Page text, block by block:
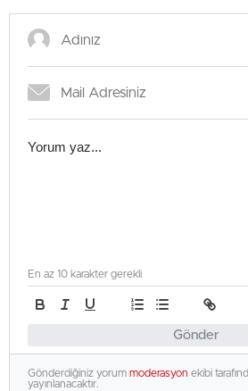
Gönder
En az 10 karakter gerekli
Gönderdiğiniz yorum moderasyon ekibi
yayınlanacaktır.